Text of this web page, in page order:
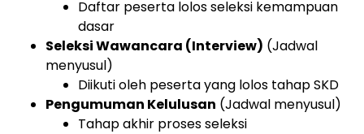
Daftar peserta lolos seleksi kemampuan
dasar
Seleksi Wawancara (Interview) (Jadwal
menyusul)
Diikuti oleh peserta yang lolos tahap SKD
Pengumuman Kelulusan (Jadwal menyusul)
Tahap akhir proses seleksi